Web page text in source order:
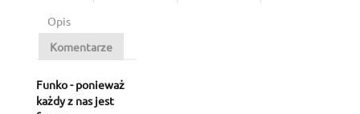
Opis
Komentarze
Funko - ponieważ
każdy z nas jest